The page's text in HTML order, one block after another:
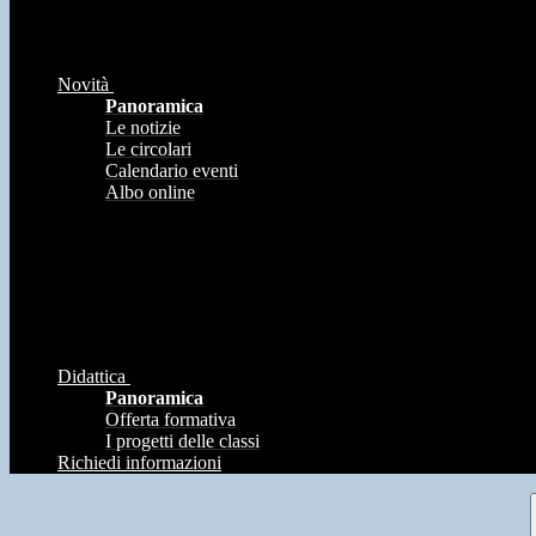
Novità
Panoramica
Le notizie
Le circolari
Calendario eventi
Albo online
Didattica
Panoramica
Offerta formativa
I progetti delle classi
Richiedi informazioni